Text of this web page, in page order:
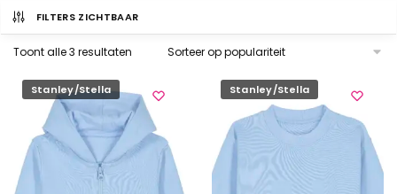
FILTERS ZICHTBAAR
Toont alle 3 resultaten Gesorteerd
Stanley/Stella Stanley/Stella